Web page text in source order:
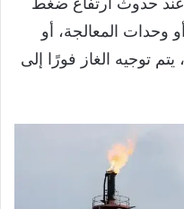
عند حدوث ارتفاع ضغط
المعالجة، أو
توجيه الغاز فورًا إلى